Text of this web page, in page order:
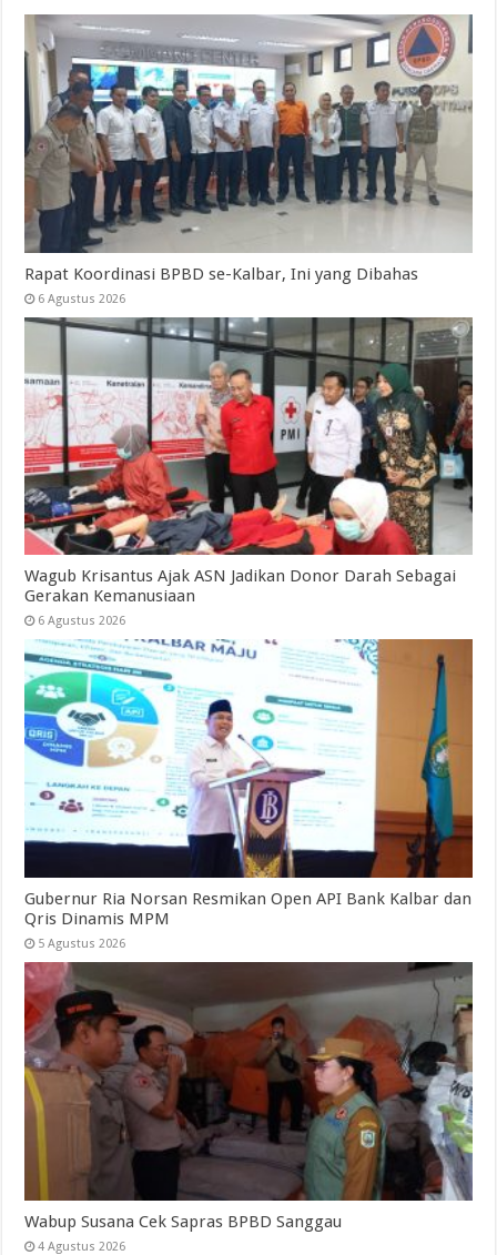
Rapat Koordinasi BPBD se-Kalbar, Ini yang Dibahas
6 Agustus 2026
Wagub Krisantus Ajak ASN Jadikan Donor Darah Sebagai
Gerakan Kemanusiaan
6 Agustus 2026
Gubernur Ria Norsan Resmikan Open API Bank Kalbar dan
Qris Dinamis MPM
5 Agustus 2026
Wabup Susana Cek Sapras BPBD Sanggau
4 Agustus 2026